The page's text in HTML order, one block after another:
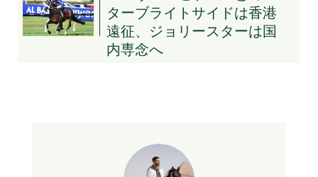
ターブライトサイドは香港
遠征、ジョリースターは国
内専念へ